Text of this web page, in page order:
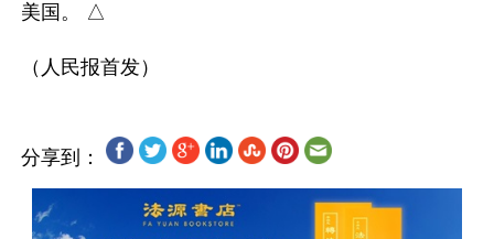
美国。 △
分享到：